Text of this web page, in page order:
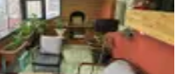
Şemsettin Gülbetekin - Broker